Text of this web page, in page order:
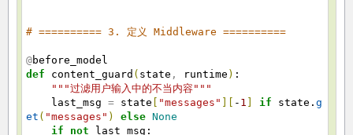
# ========== 3. 定义 Middleware ==========
@before_model
def content_guard ( state , runtime ) :
"""过滤用户输入中的不当内容"""
last_msg = state "messages" - 1 if state. g
et ( "messages" ) else None
if
not last_msg: